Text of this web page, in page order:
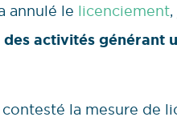
annulé le licenciement
activités générant
la mesure de